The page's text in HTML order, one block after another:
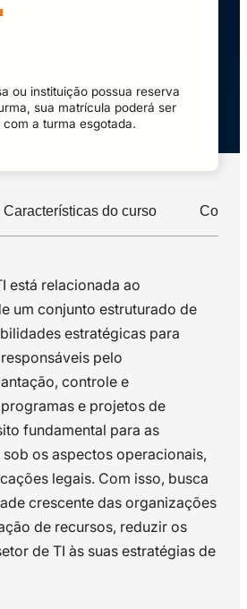
ou instituição possua reserva
sua matrícula poderá ser
a turma esgotada.
Características do curso
está relacionada ao
um conjunto estruturado de
estratégicas para
pelo
controle e
e projetos de
fundamental para as
os aspectos operacionais,
legais. Com isso, busca
crescente das organizações
de recursos, reduzir os
de TI às suas estratégias de